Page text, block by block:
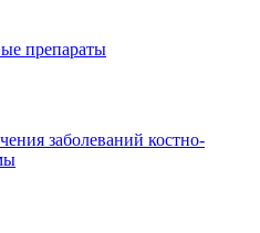
препараты
заболеваний костно-